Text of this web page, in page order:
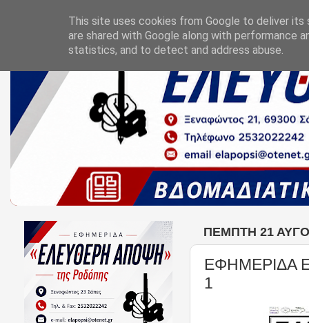
ΠΈΜΠΤΗ 21
ΕΦΗΜΕΡΙΔΑ
1
This site uses cookies from Google to deliver its
are shared with Google along with performance
statistics, and to detect and address abuse.